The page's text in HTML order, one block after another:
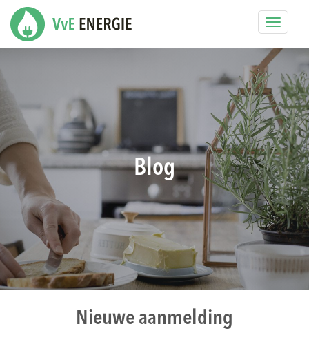
Toggle
Blog
Nieuwe aanmelding